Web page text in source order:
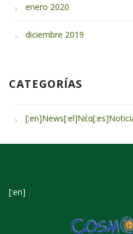
enero 2020
diciembre 2019
CATEGORÍAS
[:en]